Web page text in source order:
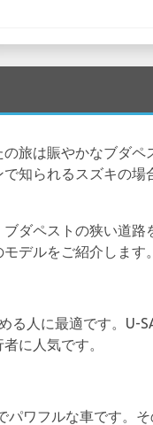
旅は賑やかなブダペ
知られるスズキの場
ダペストの狭い道路
デルをご紹介します。
る人に最適です。U-
に人気です。
パワフルな車です。